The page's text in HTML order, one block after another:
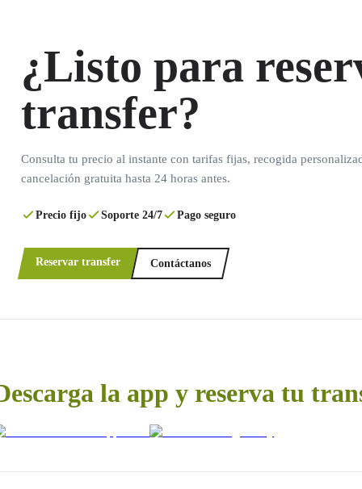
¿Listo para
transfer?
Consulta tu precio al instante con tarifas fijas, recogida
cancelación gratuita hasta 24 horas antes.
Precio fijo Soporte 24/7 Pago seguro
Reservar transfer Contáctanos
la app y reserva tu